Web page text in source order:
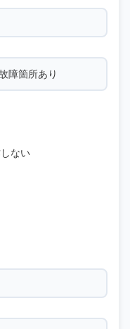
障箇所あり
ない